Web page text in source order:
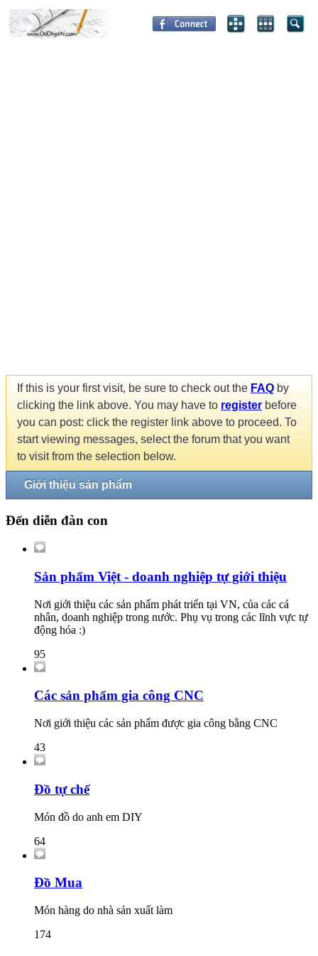
If this is your first visit, be sure to check out the FAQ by
clicking the link above. You may have to register before
you can post: click the register link above to proceed. To
start viewing messages, select the forum that you want
to visit from the selection below.
Giới thiệu sản phẩm
Đến diễn đàn con
Sản phẩm Việt - doanh nghiệp tự giới thiệu
Nơi giới thiệu các sản phẩm phát triển tại VN, của các cá
nhân, doanh nghiệp trong nước. Phụ vụ trong các lĩnh vực tự
động hóa :)
95
Các sản phẩm gia công CNC
Nơi giới thiệu các sản phẩm được gia công bằng CNC
43
Đồ tự chế
Món đồ do anh em DIY
64
Đồ Mua
Món hàng do nhà sản xuất làm
174